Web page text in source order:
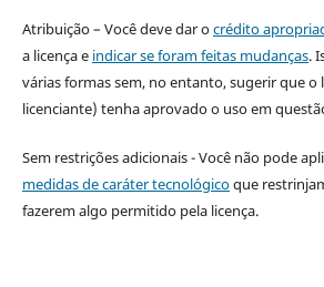
Atribuição – Você deve dar ocrédito
a licença e indicar se foram feitas mudanças.
várias formas sem, no entanto, sugerir que o
licenciante) tenha aprovado o uso em
Sem restrições adicionais - Você não pode
medidas de caráter tecnológicoque
fazerem algo permitido pela licença.